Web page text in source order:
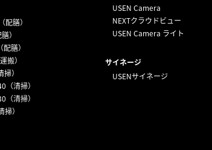
膳）
）
膳）
搬）
）
（清掃）
（清掃）
）
USEN Camera
NEXTクラウドビュー
USEN Camera ライト
サイネージ
USENサイネージ